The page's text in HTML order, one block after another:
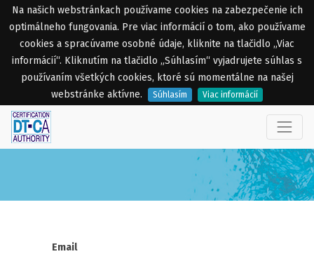
Na našich webstránkach používame cookies na zabezpečenie ich
optimálneho fungovania. Pre viac informácií o tom, ako používame
cookies a spracúvame osobné údaje, kliknite na tlačidlo „Viac
informácií“. Kliknutím na tlačidlo „Súhlasím“ vyjadrujete súhlas s
používaním všetkých cookies, ktoré sú momentálne na našej
webstránke aktívne.
Súhlasím Viac informácií
Email